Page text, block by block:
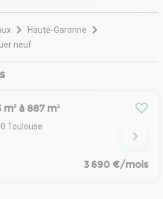
Haute-Garonne
neuf
à 887 m²
Toulouse
3 690 €/mois